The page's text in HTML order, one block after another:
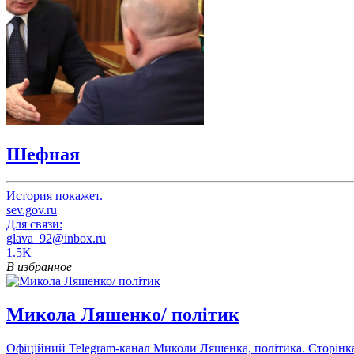
Шефная
История покажет.
sev.gov.ru
Для связи:
glava_92@inbox.ru
1.5K
В избранное
Микола Ляшенко/ політик
Офіційний Telegram-канал Миколи Ляшенка, політика.